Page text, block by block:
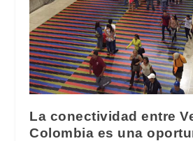
La conectividad entre
Colombia es una